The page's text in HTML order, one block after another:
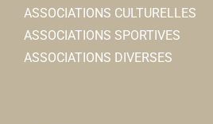
ASSOCIATIONS CULTURELLES
ASSOCIATIONS SPORTIVES
ASSOCIATIONS DIVERSES